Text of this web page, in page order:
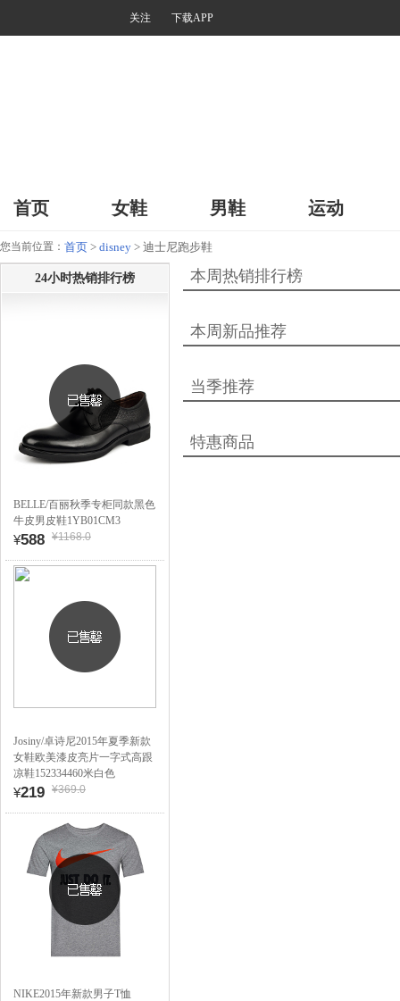
关注 下载APP
首页 女鞋 男鞋 运动
您当前位置： 首页 > disney > 迪士尼跑步鞋
24小时热销排行榜
BELLE/百丽秋季专柜同款黑色
牛皮男皮鞋1YB01CM3
¥588 ¥1168.0
Josiny/卓诗尼2015年夏季新款
女鞋欧美漆皮亮片一字式高跟
凉鞋152334460米白色
¥219 ¥369.0
NIKE2015年新款男子T恤
本周热销排行榜
本周新品推荐
当季推荐
特惠商品